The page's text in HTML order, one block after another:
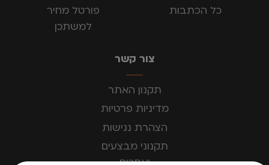
כל הכתבות
פורטל מחיר
למשתכן
צור קשר
תקנון האתר
מדיניות פרטיות
הצהרת נגישות
תקנוני מבצעים
ואחרים